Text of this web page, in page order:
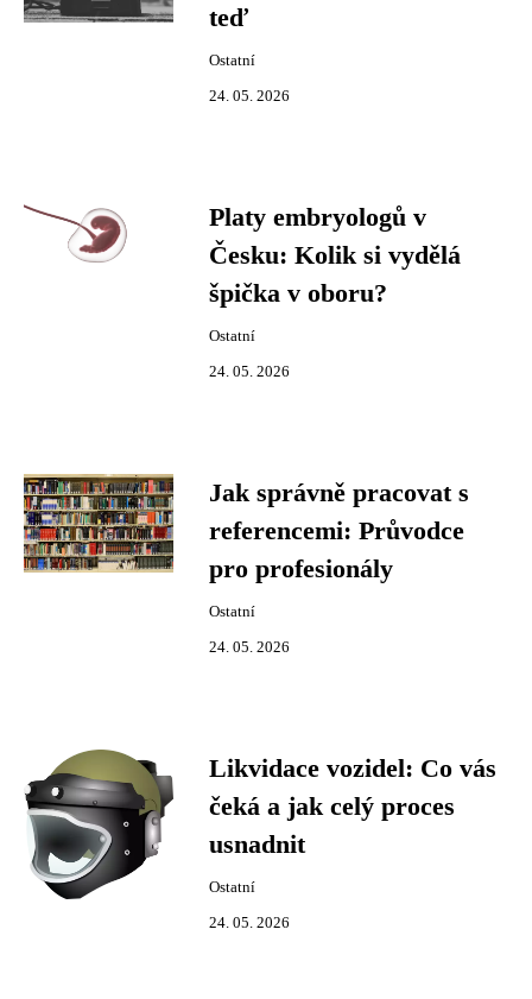
teď
Ostatní
24. 05. 2026
Platy embryologů v
Česku: Kolik si vydělá
špička v oboru?
Ostatní
24. 05. 2026
Jak správně pracovat s
referencemi: Průvodce
pro profesionály
Ostatní
24. 05. 2026
Likvidace vozidel: Co vás
čeká a jak celý proces
usnadnit
Ostatní
24. 05. 2026